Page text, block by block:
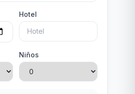
Hotel
Niños